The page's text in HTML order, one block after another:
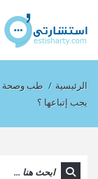
الرئيسية / طب وصحة
يجب إتباعها ؟